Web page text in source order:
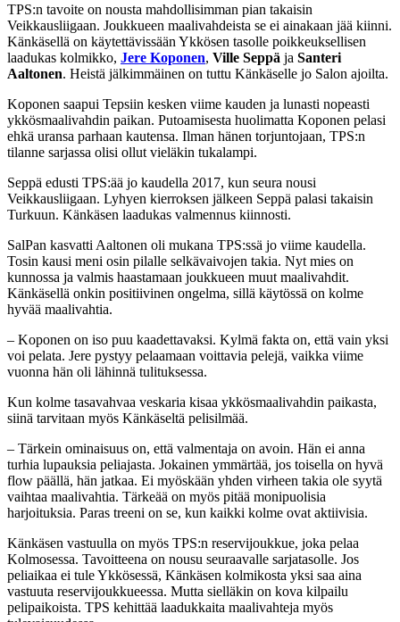
TPS:n tavoite on nousta mahdollisimman pian takaisin
Veikkausliigaan. Joukkueen maalivahdeista se ei ainakaan jää kiinni.
Känkäsellä on käytettävissään Ykkösen tasolle poikkeuksellisen
laadukas kolmikko, Jere Koponen, Ville Seppä ja Santeri
Aaltonen. Heistä jälkimmäinen on tuttu Känkäselle jo Salon ajoilta.
Koponen saapui Tepsiin kesken viime kauden ja lunasti nopeasti
ykkösmaalivahdin paikan. Putoamisesta huolimatta Koponen pelasi
ehkä uransa parhaan kautensa. Ilman hänen torjuntojaan, TPS:n
tilanne sarjassa olisi ollut vieläkin tukalampi.
Seppä edusti TPS:ää jo kaudella 2017, kun seura nousi
Veikkausliigaan. Lyhyen kierroksen jälkeen Seppä palasi takaisin
Turkuun. Känkäsen laadukas valmennus kiinnosti.
SalPan kasvatti Aaltonen oli mukana TPS:ssä jo viime kaudella.
Tosin kausi meni osin pilalle selkävaivojen takia. Nyt mies on
kunnossa ja valmis haastamaan joukkueen muut maalivahdit.
Känkäsellä onkin positiivinen ongelma, sillä käytössä on kolme
hyvää maalivahtia.
– Koponen on iso puu kaadettavaksi. Kylmä fakta on, että vain yksi
voi pelata. Jere pystyy pelaamaan voittavia pelejä, vaikka viime
vuonna hän oli lähinnä tulituksessa.
Kun kolme tasavahvaa veskaria kisaa ykkösmaalivahdin paikasta,
siinä tarvitaan myös Känkäseltä pelisilmää.
– Tärkein ominaisuus on, että valmentaja on avoin. Hän ei anna
turhia lupauksia peliajasta. Jokainen ymmärtää, jos toisella on hyvä
flow päällä, hän jatkaa. Ei myöskään yhden virheen takia ole syytä
vaihtaa maalivahtia. Tärkeää on myös pitää monipuolisia
harjoituksia. Paras treeni on se, kun kaikki kolme ovat aktiivisia.
Känkäsen vastuulla on myös TPS:n reservijoukkue, joka pelaa
Kolmosessa. Tavoitteena on nousu seuraavalle sarjatasolle. Jos
peliaikaa ei tule Ykkösessä, Känkäsen kolmikosta yksi saa aina
vastuuta reservijoukkueessa. Mutta sielläkin on kova kilpailu
pelipaikoista. TPS kehittää laadukkaita maalivahteja myös